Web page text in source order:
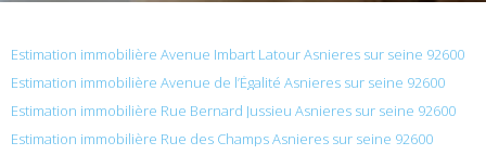
Estimation immobilière Avenue Imbart Latour Asnieres sur seine 92600
Estimation immobilière Avenue de l’Égalité Asnieres sur seine 92600
Estimation immobilière Rue Bernard Jussieu Asnieres sur seine 92600
Estimation immobilière Rue des Champs Asnieres sur seine 92600